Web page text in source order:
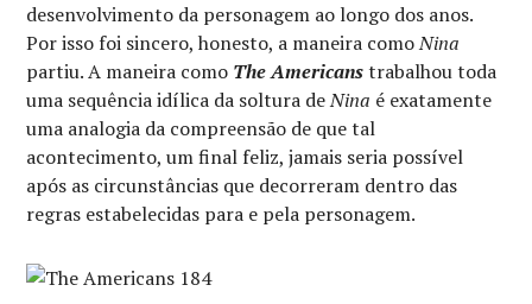
desenvolvimento da personagem ao longo dos anos.
Por isso foi sincero, honesto, a maneira comoNina
partiu. A maneira como The Americanstrabalhou toda
uma sequência idílica da soltura deNina é exatamente
uma analogia da compreensão de que tal
acontecimento, um final feliz, jamais seria possível
após as circunstâncias que decorreram dentro das
regras estabelecidas para e pela personagem.